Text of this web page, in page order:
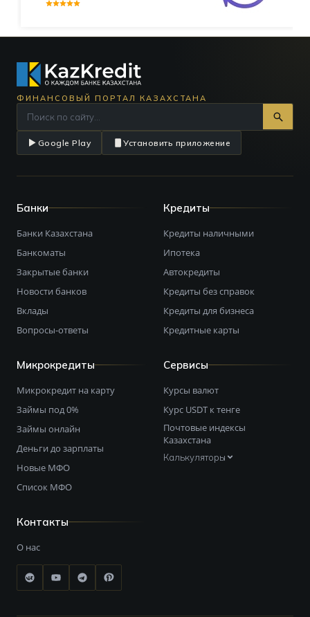
ФИНАНСОВЫЙ ПОРТАЛ КАЗАХСТАНА
Google Play Установить приложение
Банки
Банки Казахстана
Банкоматы
Закрытые банки
Новости банков
Вклады
Вопросы-ответы
Кредиты
Кредиты наличными
Ипотека
Автокредиты
Кредиты без справок
Кредиты для бизнеса
Кредитные карты
Микрокредиты
Микрокредит на карту
Займы под 0%
Займы онлайн
Деньги до зарплаты
Новые МФО
Список МФО
Сервисы
Курсы валют
Курс USDT к тенге
Почтовые индексы
Казахстана
Калькуляторы
Контакты
О нас